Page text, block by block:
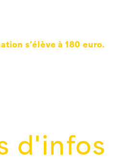
s’élève à 180 euro.
d'infos